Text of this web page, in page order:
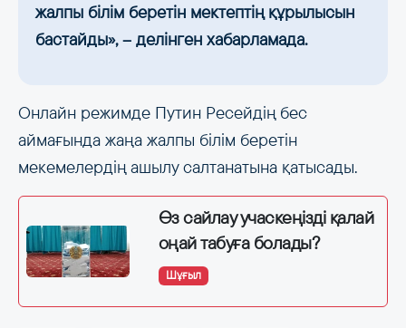
жалпы білім беретін мектептің құрылысын
бастайды», – делінген хабарламада.
Онлайн режимде Путин Ресейдің бес
аймағында жаңа жалпы білім беретін
мекемелердің ашылу салтанатына қатысады.
Өз сайлау учаскеңізді қалай
оңай табуға болады?
Шұғыл